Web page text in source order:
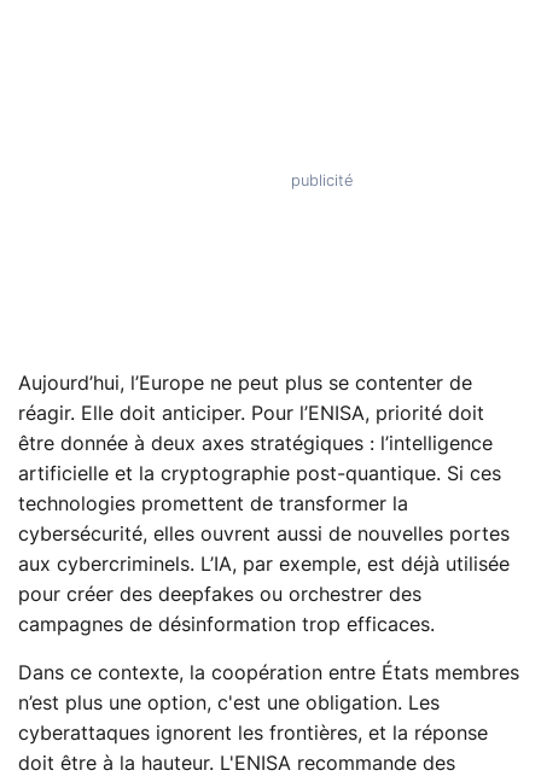
Aujourd’hui, l’Europe ne peut plus se contenter de
réagir. Elle doit anticiper. Pour l’ENISA, priorité doit
être donnée à deux axes stratégiques : l’intelligence
artificielle et la cryptographie post-quantique. Si ces
technologies promettent de transformer la
cybersécurité, elles ouvrent aussi de nouvelles portes
aux cybercriminels. L’IA, par exemple, est déjà utilisée
pour créer des deepfakes ou orchestrer des
campagnes de désinformation trop efficaces.
Dans ce contexte, la coopération entre États membres
n’est plus une option, c'est une obligation. Les
cyberattaques ignorent les frontières, et la réponse
doit être à la hauteur. L'ENISA recommande des